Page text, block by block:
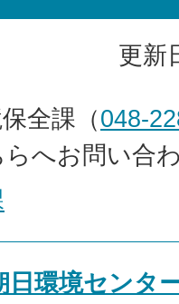
更新
全課（048-
へお問い合
日環境センタ